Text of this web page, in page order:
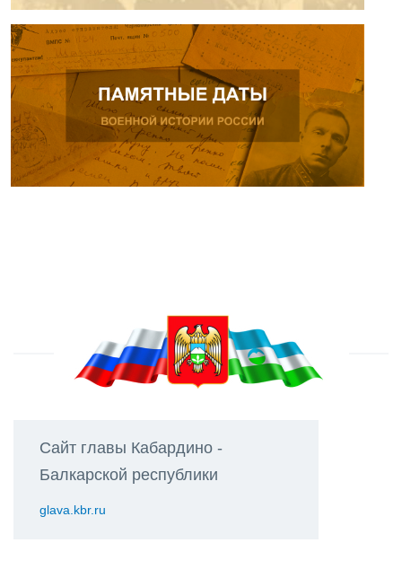
Сайт главы Кабардино -
Балкарской республики
glava.kbr.ru